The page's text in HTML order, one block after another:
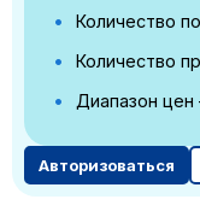
Количество
Количество
Диапазон цен
Авторизоваться